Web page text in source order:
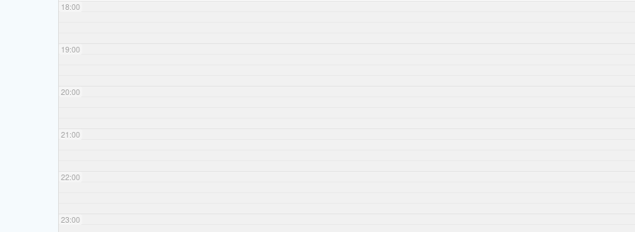
18:00
19:00
20:00
21:00
22:00
23:00